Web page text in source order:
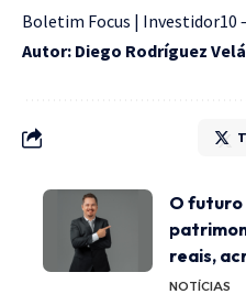
Boletim Focus | Investidor10
Autor: Diego Rodríguez
O
reais,
NOTÍCIAS